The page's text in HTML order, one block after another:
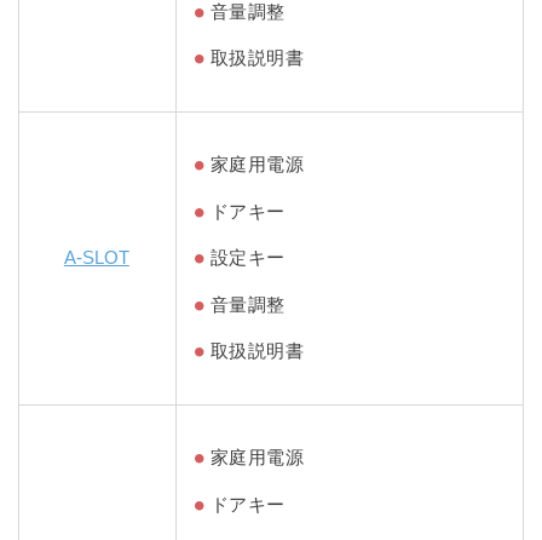
音量調整
取扱説明書
A-SLOT
家庭用電源
ドアキー
設定キー
音量調整
取扱説明書
家庭用電源
ドアキー